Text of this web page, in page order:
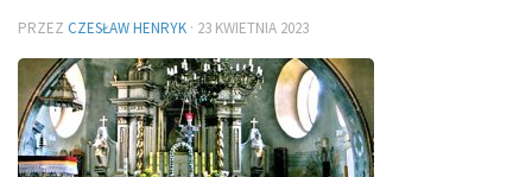
PRZEZ CZESŁAW HENRYK · 23 KWIETNIA 2023